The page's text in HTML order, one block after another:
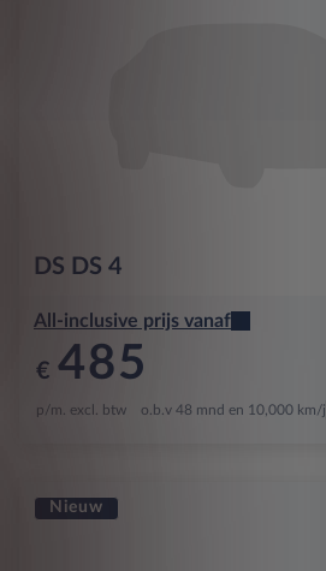
DS DS 4
All-inclusive prijs vanaf
€ 485
p/m. excl. btw o.b.v 48 mnd en 10,000 km/j
Nieuw